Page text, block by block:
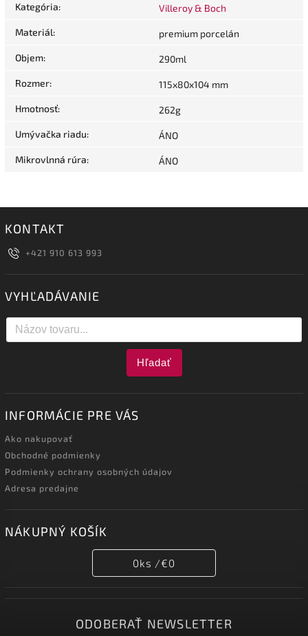
Kategória: Villeroy & Boch
Materiál: premium porcelán
Objem: 290ml
Rozmer: 115x80x104 mm
Hmotnosť: 262g
Umývačka riadu: ÁNO
Mikrovlnná rúra: ÁNO
KONTAKT
+421 910 613 993
VYHĽADÁVANIE
Hľadať
INFORMÁCIE PRE VÁS
Ako nakupovať
Obchodné podmienky
Podmienky ochrany osobných údajov
Adresa predajne
NÁKUPNÝ KOŠÍK
0ks /€0
ODOBERAŤ NEWSLETTER